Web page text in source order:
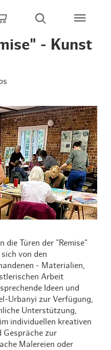
Hauptinhalt springen
Hauptnavigation springen
Volltextsuche springen
Footer springen
Warenkorb öffnen
Suche öffnen
- Kunst
die Türen der "Remise"
von den
- Materialien,
Arbeit
Ideen und
Urbanyi zur Verfügung,
Unterstützung,
individuellen kreativen
Gespräche zur
Malereien oder